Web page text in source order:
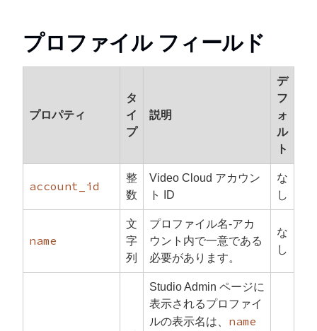
プロファイル フィールド
プロパティ
タ
イ
プ
説明
デ
フ
ォ
ル
ト
account_id
整
数
Video Cloud アカウン
ト ID
な
し
name
文
字
列
プロファイル名-アカ
ウント内で一意である
必要があります。
な
し
Studio Admin ページに
表示されるプロファイ
ルの表示名は、 name